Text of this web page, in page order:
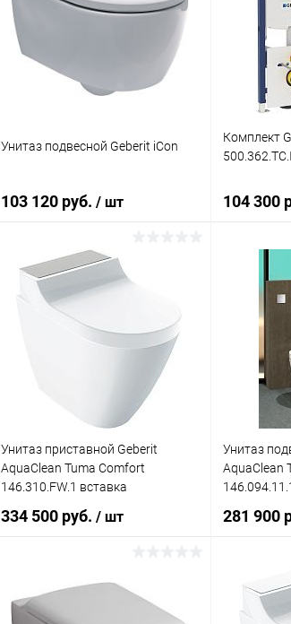
Купить в 1 клик Сравнение
Под заказ
Купить в
В
Унитаз подвесной Geberit iCon
103 120 руб. / шт
В корзину
Купить в 1 клик Сравнение
Под заказ
Комплект
500.362.TC.I
104 300
Купить в
В
Унитаз приставной Geberit
AquaClean Tuma Comfort
146.310.FW.1 вставка
матированная нержавеющая
сталь
334 500 руб. / шт
В корзину
Унитаз
AquaClean
281 900